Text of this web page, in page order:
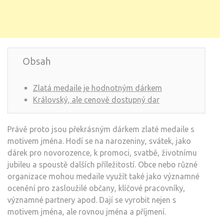
Obsah
Zlatá medaile je hodnotným dárkem
Královský, ale cenově dostupný dar
Právě proto jsou překrásným dárkem zlaté medaile s
motivem jména. Hodí se na narozeniny, svátek, jako
dárek pro novorozence, k promoci, svatbě, životnímu
jubileu a spoustě dalších příležitostí. Obce nebo různé
organizace mohou medaile využít také jako významné
ocenění pro zasloužilé občany, klíčové pracovníky,
významné partnery apod. Dají se vyrobit nejen s
motivem jména, ale rovnou jména a příjmení.